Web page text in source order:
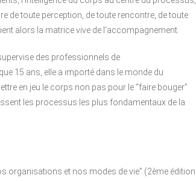
de toute perception, de toute rencontre, de toute
alors la matrice vive de l’accompagnement.
des professionnels de
15 ans, elle a importé dans le monde du
en jeu le corps non pas pour le “faire bouger”
les processus les plus fondamentaux de la
organisations et nos modes de vie” (2ème édition